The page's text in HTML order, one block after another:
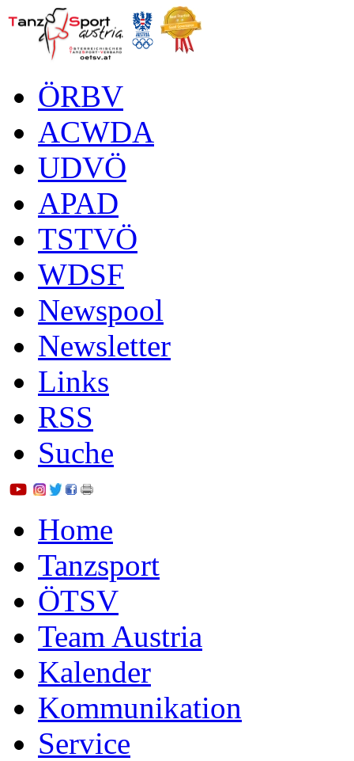
ÖRBV
ACWDA
UDVÖ
APAD
TSTVÖ
WDSF
Newspool
Newsletter
Links
RSS
Suche
Home
Tanzsport
ÖTSV
Team Austria
Kalender
Kommunikation
Service